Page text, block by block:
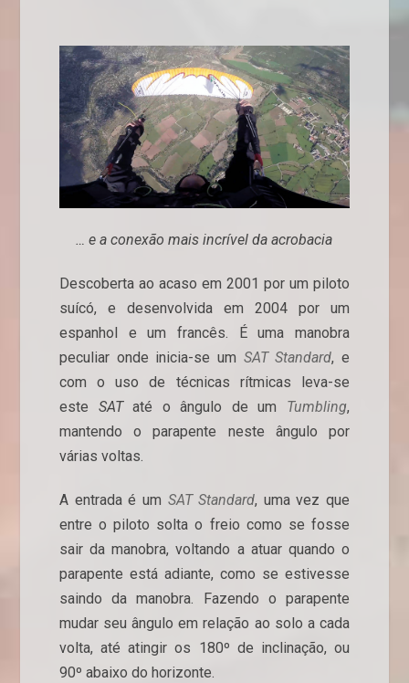
… e a conexão mais incrível da acrobacia
Descoberta ao acaso em 2001 por um piloto
suícó, e desenvolvida em 2004 por um
espanhol e um francês. É uma manobra
peculiar onde inicia-se um SAT Standard, e
com o uso de técnicas rítmicas leva-se
este SATaté o ângulo de um Tumbling,
mantendo o parapente neste ângulo por
várias voltas.
A entrada é um SAT Standard, uma vez que
entre o piloto solta o freio como se fosse
sair da manobra, voltando a atuar quando o
parapente está adiante, como se estivesse
saindo da manobra. Fazendo o parapente
mudar seu ângulo em relação ao solo a cada
volta, até atingir os 180º de inclinação, ou
90º abaixo do horizonte.